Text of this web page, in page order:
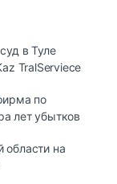
в Туле
TralServiece
по
лет убытков
области на